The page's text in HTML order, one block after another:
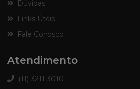
Dúvidas
Links Úteis
Fale Conosco
Atendimento
(11) 3211-3010